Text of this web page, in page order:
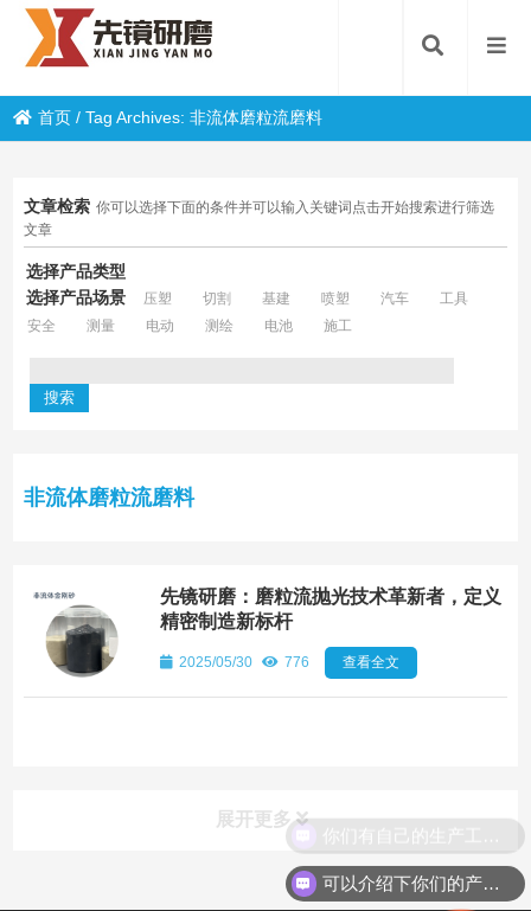
首页 /Tag Archives: 非流体磨粒流磨料
文章检索 你可以选择下面的条件并可以输入关键词点击开始搜索进行筛选
文章
选择产品类型
选择产品场景
压塑 切割 基建 喷塑 汽车
工具
安全
测量 电动 测绘 电池 施工
非流体磨粒流磨料
先镜研磨：磨粒流抛光技术革新者，定义
精密制造新标杆
2025/05/30 776 查看全文
展开更多
可以介绍下你们的产品么